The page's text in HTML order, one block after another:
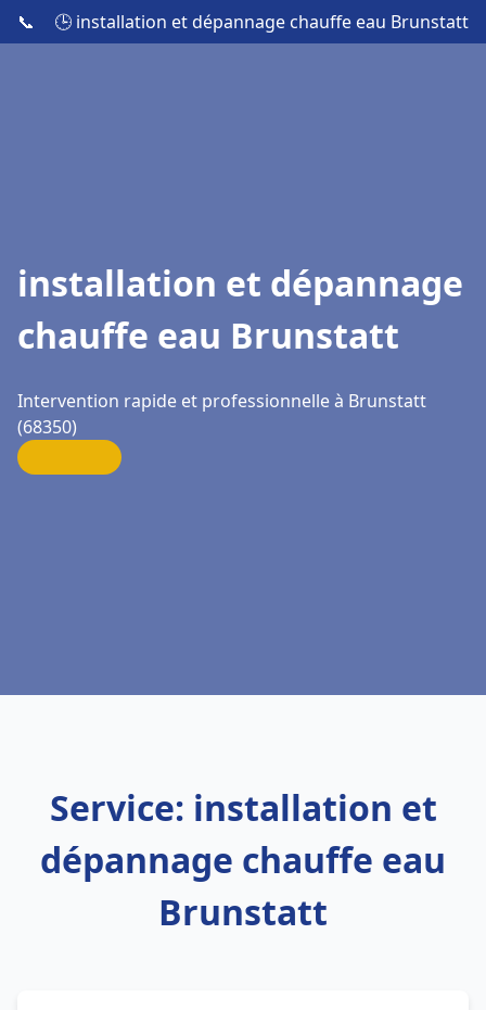
📞 🕒 installation et dépannage chauffe eau Brunstatt
installation et dépannage
chauffe eau Brunstatt
Intervention rapide et professionnelle à Brunstatt
(68350)
Service: installation et
dépannage chauffe eau
Brunstatt